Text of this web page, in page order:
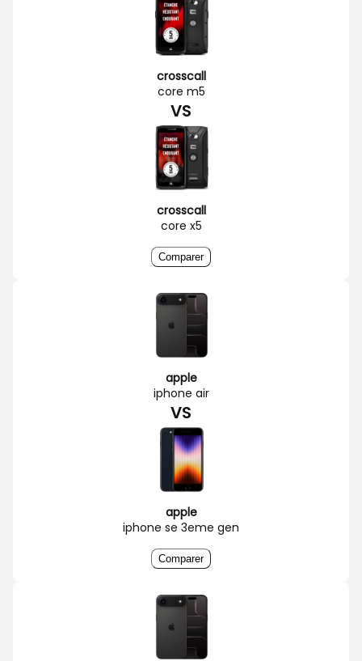
crosscall
core m5
VS
crosscall
core x5
Comparer
apple
iphone air
VS
apple
iphone se 3eme gen
Comparer